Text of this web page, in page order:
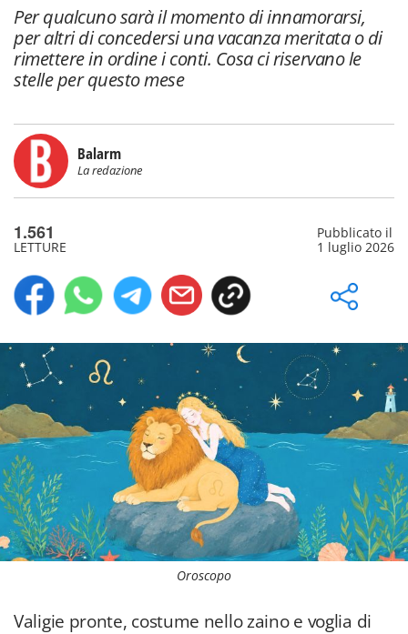
Per qualcuno sarà il momento di innamorarsi,
per altri di concedersi una vacanza meritata o di
rimettere in ordine i conti. Cosa ci riservano le
stelle per questo mese
Balarm
La redazione
1.561
LETTURE
Pubblicato il
1 luglio 2026
Oroscopo
Valigie pronte, costume nello zaino e voglia di